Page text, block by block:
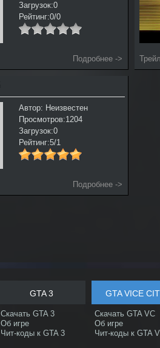
Загрузок:0
Рейтинг:0/0
Подробнее ->
Автор: Неизвестен
Просмотров:1204
Загрузок:0
Рейтинг:5/1
Подробнее ->
GTA 3
Скачать GTA 3
Об игре
Чит-коды к GTA 3
GTA VICE
Скачать GTA VC
Об игре
Чит-коды к GTA